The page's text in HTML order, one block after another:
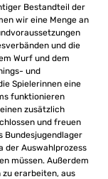
Bestandteil der
wir eine Menge an
und die
Wurf und dem
und
Spielerinnen eine
funktionieren
zusätzlich
und freuen
Bundesjugendlager
der Auswahlprozess
müssen. Außerdem
erarbeiten, aus